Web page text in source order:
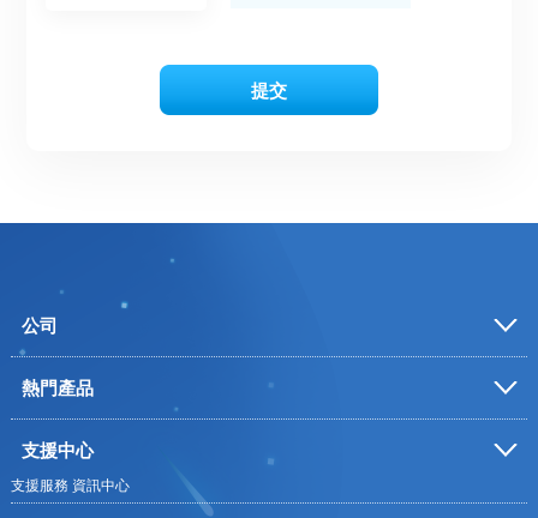
提交
公司
熱門產品
支援中心
支援服務 資訊中心